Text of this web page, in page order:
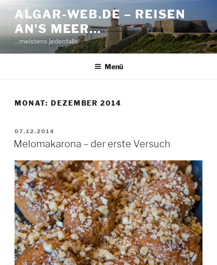
Inhalt
springen
ALGAR-WEB.DE – REISEN
AN'S MEER…
…meistens jedenfalls
Menü
MONAT: DEZEMBER 2014
VERÖFFENTLICHT
AM
07.12.2014
Melomakarona – der erste Versuch